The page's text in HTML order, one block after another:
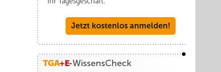
Jetzt kostenlos anmelden!
WissensCheck